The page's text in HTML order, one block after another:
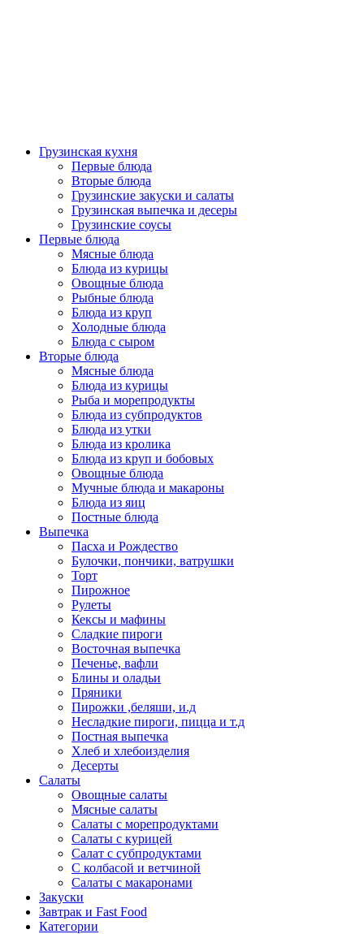
Грузинская кухня
Первые блюда
Вторые блюда
Грузинские закуски и салаты
Грузинская выпечка и десеры
Грузинские соусы
Первые блюда
Мясные блюда
Блюда из курицы
Овощные блюда
Рыбные блюда
Блюда из круп
Холодные блюда
Блюда с сыром
Вторые блюда
Мясные блюда
Блюда из курицы
Рыба и морепродукты
Блюда из субпродуктов
Блюда из утки
Блюда из кролика
Блюда из круп и бобовых
Овощные блюда
Мучные блюда и макароны
Блюда из яиц
Постные блюда
Выпечка
Пасха и Рождество
Булочки, пончики, ватрушки
Торт
Пирожное
Рулеты
Кексы и мафины
Сладкие пироги
Восточная выпечка
Печенье, вафли
Блины и оладьи
Пряники
Пирожки ,беляши, и.д
Несладкие пироги, пицца и т.д
Постная выпечка
Хлеб и хлебоизделия
Десерты
Салаты
Овощные салаты
Мясные салаты
Салаты с морепродуктами
Салаты с курицей
Салат с субпродуктами
С колбасой и ветчиной
Салаты с макаронами
Закуски
Завтрак и Fast Food
Категории